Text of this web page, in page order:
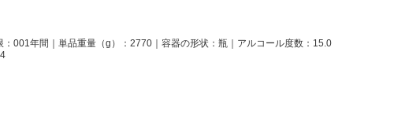
001年間｜単品重量（g）：2770｜容器の形状：瓶｜アルコール度数：15.0